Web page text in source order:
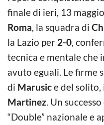
finale di ieri, 13
Roma, la squadra di
la Lazio per 2-0,
tecnica e mentale che
avuto eguali. Le firme
di Marusice del
Martinez. Un
“Double” nazionale e